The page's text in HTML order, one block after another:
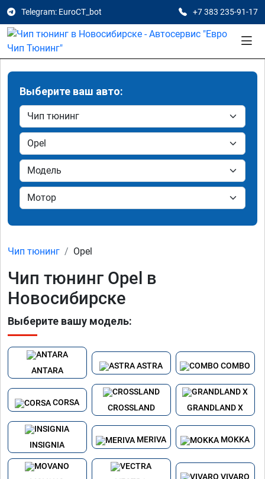
Telegram: EuroCT_bot +7 383 235-91-17
Выберите ваш авто:
Чип тюнинг Opel
Чип тюнинг Opel в
Новосибирске
Выберите вашу модель:
ANTARA
ASTRA COMBO
CORSA
CROSSLAND GRANDLAND X
INSIGNIA
MERIVA MOKKA
VIVARO